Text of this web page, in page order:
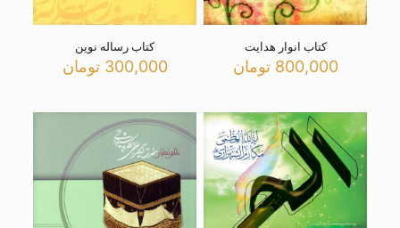
کتاب انوار هدایت
800,000 تومان
کتاب رساله نوین
300,000 تومان